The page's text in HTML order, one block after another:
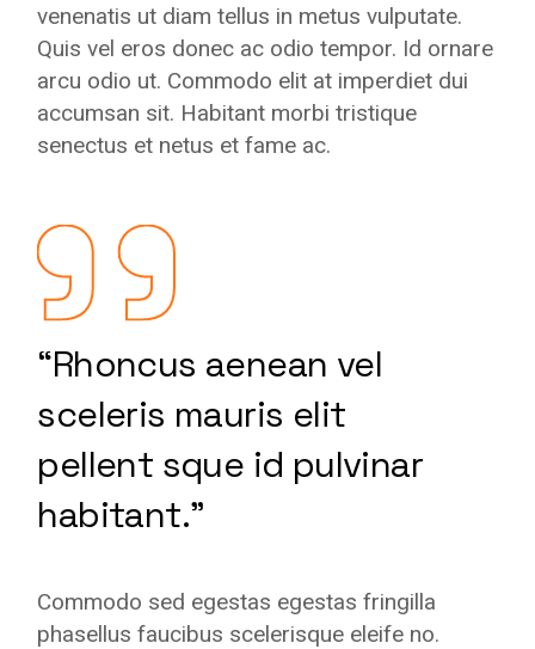
venenatis ut diam tellus in metus vulputate.
Quis vel eros donec ac odio tempor. Id ornare
arcu odio ut. Commodo elit at imperdiet dui
accumsan sit. Habitant morbi tristique
senectus et netus et fame ac.
“Rhoncus aenean vel
sceleris mauris elit
pellent sque id pulvinar
habitant.”
Commodo sed egestas egestas fringilla
phasellus faucibus scelerisque eleife no.